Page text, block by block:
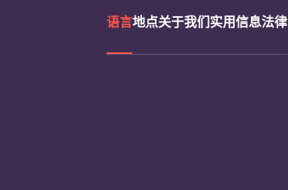
语言地点关于我们实用信息法律